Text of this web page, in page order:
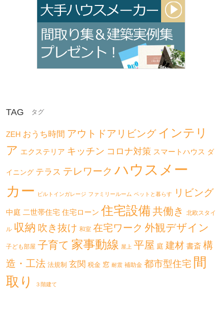
TAG
ZEH おうち時間 アウトドアリビング インテリ
ア エクステリア キッチン コロナ対策 スマートハウス ダ
イニング テラス テレワーク ハウスメー
カー
ビルトインガレージ ファミリールーム ペットと暮らす リビング
中庭 二世帯住宅 住宅ローン 住宅設備 共働き 北欧スタイ
ル 収納 吹き抜け 和室 在宅ワーク 外観デザイン
子ども部屋 子育て 家事動線 屋上 平屋 庭 建材 書斎 構
造・工法 法規制 玄関 税金 窓 耐震 補助金 都市型住宅 間
取り
３階建て